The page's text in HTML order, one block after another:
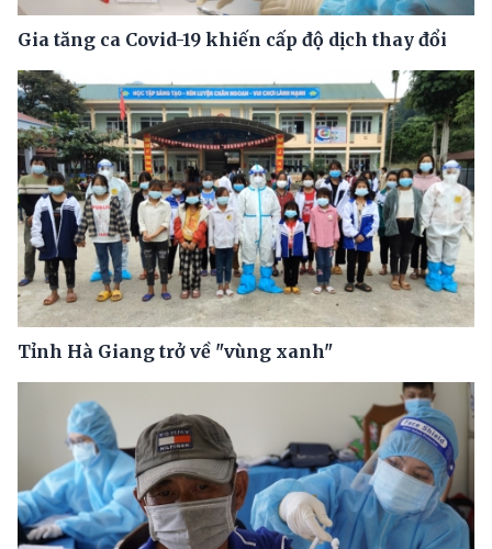
Gia tăng ca Covid-19 khiến cấp độ dịch thay đổi
Tỉnh Hà Giang trở về "vùng xanh"